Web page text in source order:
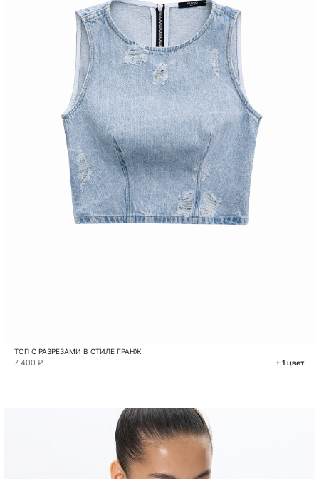
ТОП С РАЗРЕЗАМИ В СТИЛЕ ГРАНЖ
7 400 ₽ + 1 цвет